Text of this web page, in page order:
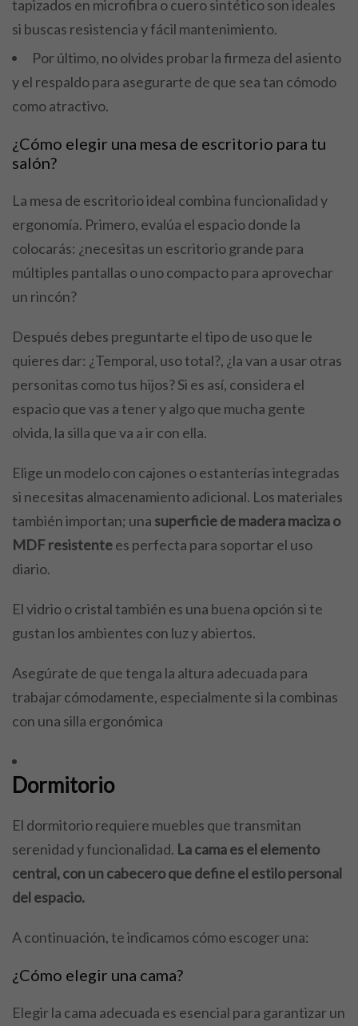
tapizados en microfibra o cuero sintético son ideales
si buscas resistencia y fácil mantenimiento.
Por último, no olvides probar la firmeza del asiento
y el respaldo para asegurarte de que sea tan cómodo
como atractivo.
¿Cómo elegir una mesa de escritorio para tu
salón?
La mesa de escritorio ideal combina funcionalidad y
ergonomía. Primero, evalúa el espacio donde la
colocarás: ¿necesitas un escritorio grande para
múltiples pantallas o uno compacto para aprovechar
un rincón?
Después debes preguntarte el tipo de uso que le
quieres dar: ¿Temporal, uso total?, ¿la van a usar otras
personitas como tus hijos? Si es así, considera el
espacio que vas a tener y algo que mucha gente
olvida, la silla que va a ir con ella.
Elige un modelo con cajones o estanterías integradas
si necesitas almacenamiento adicional. Los materiales
también importan; una superficie de madera maciza o
MDF resistentees perfecta para soportar el uso
diario.
El vidrio o cristal también es una buena opción si te
gustan los ambientes con luz y abiertos.
Asegúrate de que tenga la altura adecuada para
trabajar cómodamente, especialmente si la combinas
con una silla ergonómica
Dormitorio
El dormitorio requiere muebles que transmitan
serenidad y funcionalidad. La cama es el elemento
central, con un cabecero que define el estilo personal
del espacio.
A continuación, te indicamos cómo escoger una:
¿Cómo elegir una cama?
Elegir la cama adecuada es esencial para garantizar un